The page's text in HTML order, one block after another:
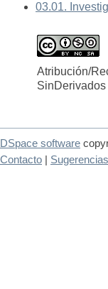
03.01.
Atribución/
DSpace software
Contacto Sugerencias